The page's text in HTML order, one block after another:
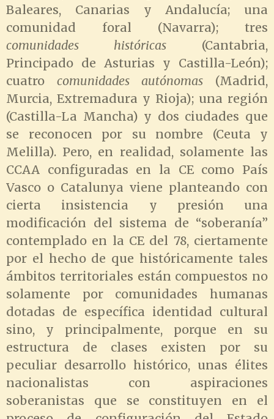
Baleares, Canarias y Andalucía; una
comunidad foral (Navarra); tres
comunidades históricas (Cantabria,
Principado de Asturias y Castilla-León);
cuatro comunidades autónomas (Madrid,
Murcia, Extremadura y Rioja); una región
(Castilla-La Mancha) y dos ciudades que
se reconocen por su nombre (Ceuta y
Melilla). Pero, en realidad, solamente las
CCAA configuradas en la CE como País
Vasco o Catalunya viene planteando con
cierta insistencia y presión una
modificación del sistema de “soberanía”
contemplado en la CE del 78, ciertamente
por el hecho de que históricamente tales
ámbitos territoriales están compuestos no
solamente por comunidades humanas
dotadas de específica identidad cultural
sino, y principalmente, porque en su
estructura de clases existen por su
peculiar desarrollo histórico, unas élites
nacionalistas con aspiraciones
soberanistas que se constituyen en el